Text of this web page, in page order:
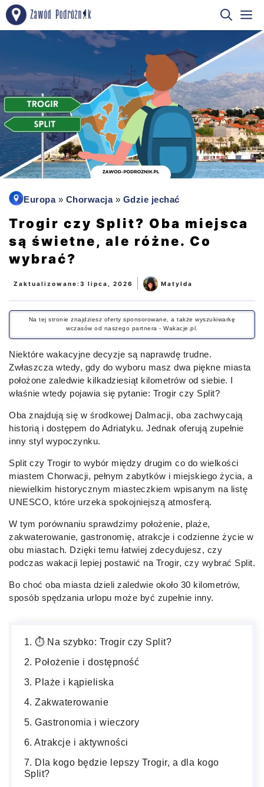
Przejdź
do
Europa» Chorwacja» Gdzie jechać
Trogir czy Split? Oba miejsca
są świetne, ale różne. Co
wybrać?
Zaktualizowane:3 lipca, 2026 Matylda
Na tej stronie znajdziesz oferty sponsorowane, a także wyszukiwarkę
wczasów od naszego partnera - Wakacje.pl.
Niektóre wakacyjne decyzje są naprawdę trudne.
Zwłaszcza wtedy, gdy do wyboru masz dwa piękne miasta
położone zaledwie kilkadziesiąt kilometrów od siebie. I
właśnie wtedy pojawia się pytanie: Trogir czy Split?
Oba znajdują się w środkowej Dalmacji, oba zachwycają
historią i dostępem do Adriatyku. Jednak oferują zupełnie
inny styl wypoczynku.
Split czy Trogir to wybór między drugim co do wielkości
miastem Chorwacji, pełnym zabytków i miejskiego życia, a
niewielkim historycznym miasteczkiem wpisanym na listę
UNESCO, które urzeka spokojniejszą atmosferą.
W tym porównaniu sprawdzimy położenie, plaże,
zakwaterowanie, gastronomię, atrakcje i codzienne życie w
obu miastach. Dzięki temu łatwiej zdecydujesz, czy
podczas wakacji lepiej postawić na Trogir, czy wybrać Split.
Bo choć oba miasta dzieli zaledwie około 30 kilometrów,
sposób spędzania urlopu może być zupełnie inny.
⏱️ Na szybko: Trogir czy Split?
Położenie i dostępność
Plaże i kąpieliska
Zakwaterowanie
Gastronomia i wieczory
Atrakcje i aktywności
Dla kogo będzie lepszy Trogir, a dla kogo
Split?